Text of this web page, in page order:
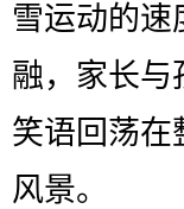
雪运动的速
融，家长与
笑语回荡在
风景。